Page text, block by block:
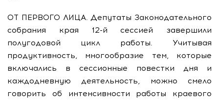
ОТ ПЕРВОГО ЛИЦА. Депутаты Законодательного
собрания края 12-й сессией завершили
полугодовой цикл работы. Учитывая
продуктивность, многообразие тем, которые
включались в сессионные повестки дня и
каждодневную деятельность, можно смело
говорить об интенсивности работы краевого